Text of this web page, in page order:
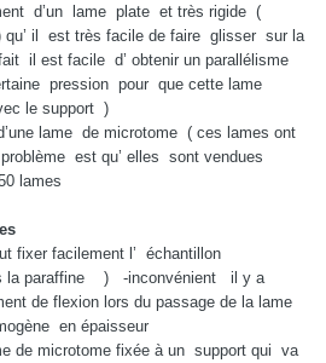
d’un lame plate et très rigide (
qu’ il est très facile de faire glisser sur la
il est facile d’ obtenir un parallélisme
pression pour que cette lame
le support )
lame de microtome ( ces lames ont
est qu’ elles sont vendues
lames
fixer facilement l’ échantillon
la paraffine ) -inconvénient il y a
de flexion lors du passage de la lame
en épaisseur
de microtome fixée à un support qui va